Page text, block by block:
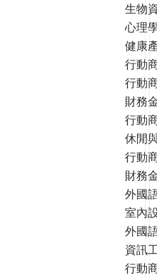
生物
心理
健康
行動
行動
財務
行動
休閒
行動
財務
外國
室內
外國
資訊
行動